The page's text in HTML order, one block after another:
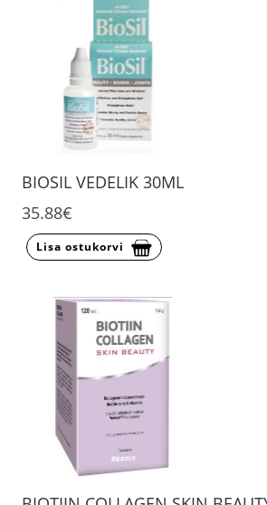
BIOSIL VEDELIK 30ML
35.88€
Lisa ostukorvi